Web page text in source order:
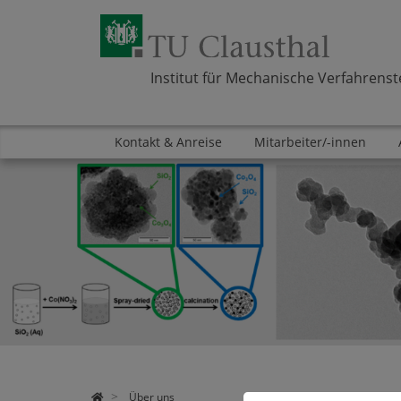
Zum Inhalt springen
Institut für Mechanische
Bereich
Bereich
Bereich
Kontakt & Anreise Mitarbeiter/-innen
Über uns